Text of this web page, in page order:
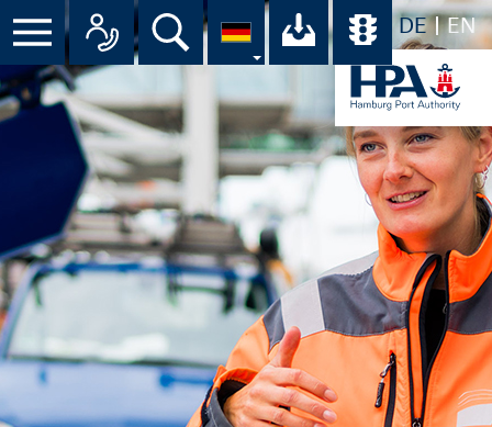
DE EN
Suche Ihr Download-